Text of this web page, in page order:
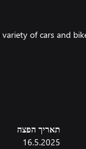
of cars and
be racing at over
תאריך הפצה
16.5.2025